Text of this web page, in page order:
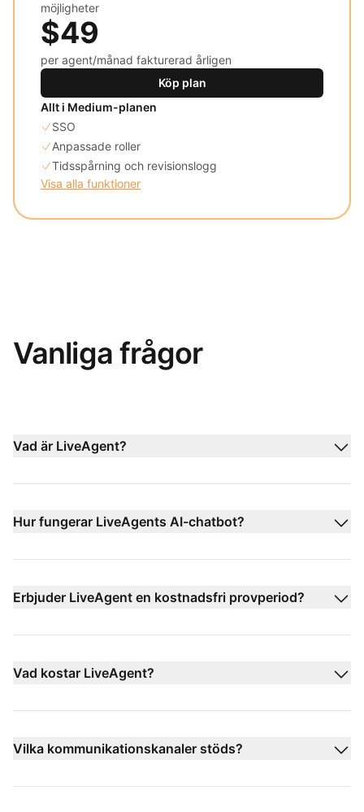
möjligheter
$49
per agent/månad fakturerad årligen
Köp plan
Allt i Medium-planen
SSO
Anpassade roller
Tidsspårning och revisionslogg
Visa alla funktioner
Vanliga frågor
Vad är LiveAgent?
Hur fungerar LiveAgents AI-chatbot?
Erbjuder LiveAgent en kostnadsfri provperiod?
Vad kostar LiveAgent?
Vilka kommunikationskanaler stöds?